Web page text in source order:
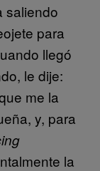
saliendo
para
llegó
le dije:
me la
y, para
la